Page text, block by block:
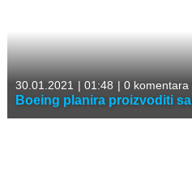
30.01.2021 | 01:48 | 0 komentara
Boeing planira proizvoditi